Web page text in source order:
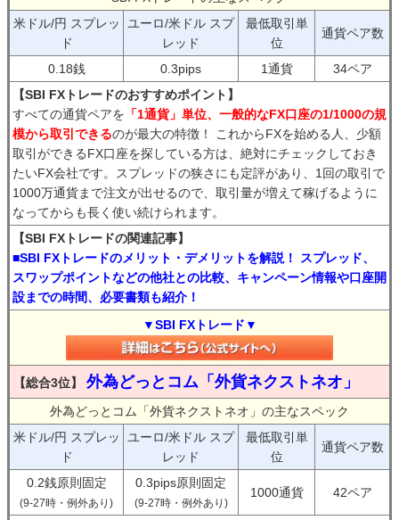
米ドル/円 スプレッ
ド
ユーロ/米ドル スプ
レッド
最低取引単
位
通貨ペア数
0.18銭 0.3pips 1通貨
34ペア
【SBI FXトレードのおすすめポイント】
すべての通貨ペアを 「1通貨」単位、一般的なFX口座の1/1000の規
模から取引できるのが最大の特徴！ これからFXを始める人、少額
取引ができるFX口座を探している方は、絶対にチェックしておき
たいFX会社です。スプレッドの狭さにも定評があり、1回の取引で
1000万通貨まで注文が出せるので、取引量が増えて稼げるように
なってからも長く使い続けられます。
【SBI FXトレードの関連記事】
■SBI FXトレードのメリット・デメリットを解説！ スプレッド、
スワップポイントなどの他社との比較、キャンペーン情報や口座開
設までの時間、必要書類も紹介！
▼SBI FXトレード▼
【総合3位】 外為どっとコム「外貨ネクストネオ」
外為どっとコム「外貨ネクストネオ」の主なスペック
米ドル/円 スプレッ
ド
ユーロ/米ドル スプ
レッド
最低取引単
位
通貨ペア数
0.2銭原則固定
(9-27時・例外あり)
0.3pips原則固定
(9-27時・例外あり)
1000通貨 42ペア